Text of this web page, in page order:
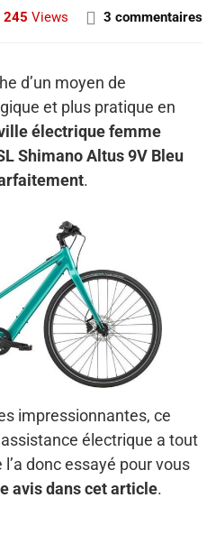
245 Views 3 commentaires
d’un moyen de
et plus pratique en
électrique femme
Shimano Altus 9V Bleu
.
impressionnantes, ce
électrique a tout
donc essayé pour vous
avis dans cet article.